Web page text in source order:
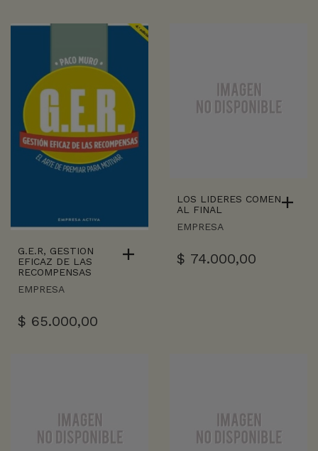
G.E.R, GESTION
EFICAZ DE LAS
RECOMPENSAS
EMPRESA
$ 65.000,00
LOS LIDERES COMEN
AL FINAL
EMPRESA
$ 74.000,00